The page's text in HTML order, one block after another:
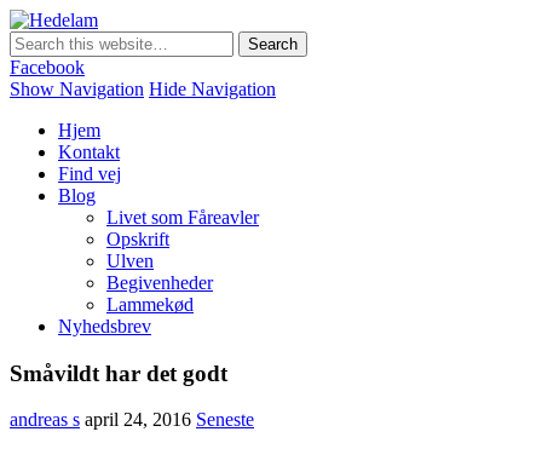
Danmarks bedste lammekød Direkte fra den Sønderjyske hede
Facebook
Show Navigation Hide Navigation
Hjem
Kontakt
Find vej
Blog
Livet som Fåreavler
Opskrift
Ulven
Begivenheder
Lammekød
Nyhedsbrev
Småvildt har det godt
andreas s april 24, 2016 Seneste